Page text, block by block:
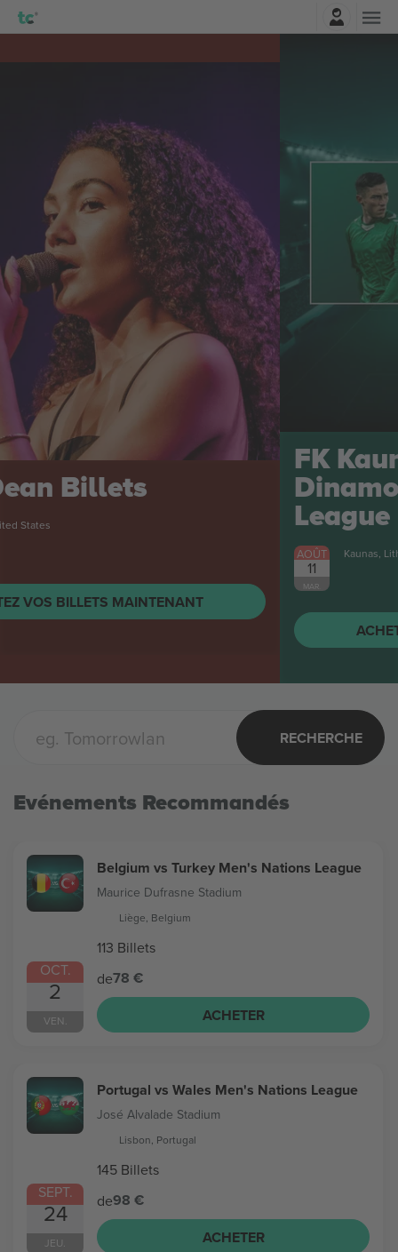
FK Kauno Žalgiris vs GNK
Dinamo Zagreb Champions
League
MAR.
ACHETEZ VOS BILLETS MAINTENANT
RECHERCHE
Evénements Recommandés
OCT.
2
VEN.
Belgium vs Turkey Men's Nations League
Maurice Dufrasne Stadium
Liège, Belgium
113 Billets
de78 €
ACHETER
SEPT.
24
JEU.
Portugal vs Wales Men's Nations League
José Alvalade Stadium
Lisbon, Portugal
145 Billets
de98 €
ACHETER